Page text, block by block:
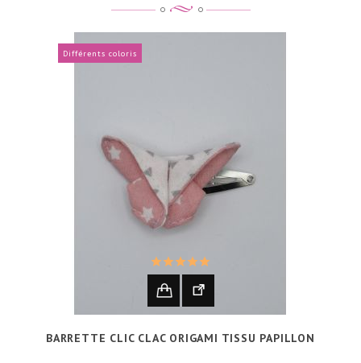
Différents coloris
BARRETTE CLIC CLAC ORIGAMI TISSU PAPILLON